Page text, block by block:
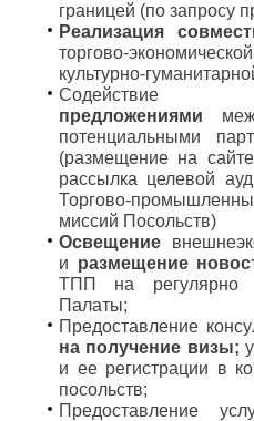
границей (по запросу
Реализация
торгово-
культурно-
предложениями
потенциальными
(размещение на
рассылка целевой
Торгово-
миссий Посольств)
Освещение
и размещение
ТПП на регулярно
Палаты;
Предоставление
на получение визы;
и ее регистрации в
посольств;
Предоставление